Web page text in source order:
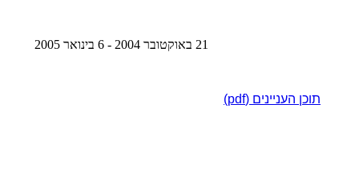
21 באוקטובר 2004 - 6 בינואר 2005
תוכן העניינים (pdf)